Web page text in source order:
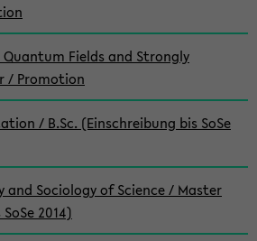
Fields and Strongly
/ Promotion
/ B.Sc. (Einschreibung bis SoSe
and Sociology of Science / Master
2014)